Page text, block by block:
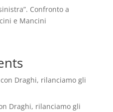
Confronto a
e Mancini
Draghi, rilanciamo gli
Draghi, rilanciamo gli